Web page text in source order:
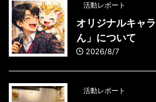
活動レポート
オリジナルキャ
ん」について
2026/8/7
活動レポート